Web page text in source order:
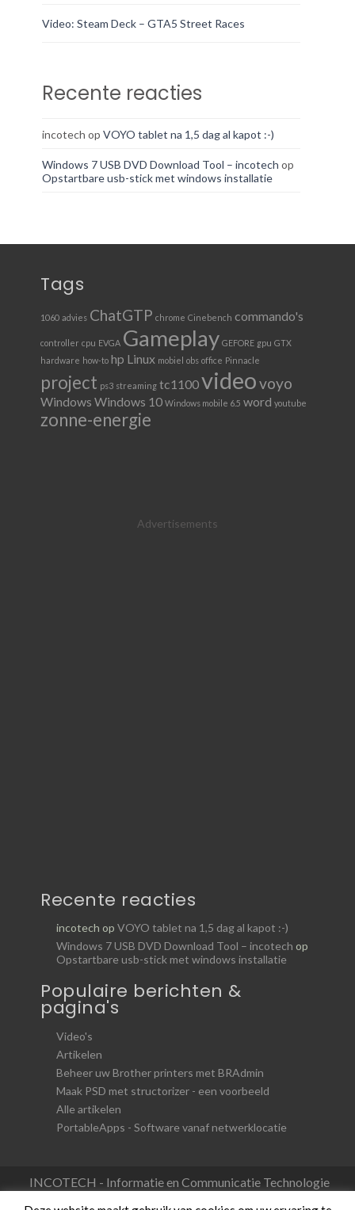
Video: Steam Deck – GTA5 Street Races
Recente reacties
incotech opVOYO tablet na 1,5 dag al kapot :-)
Windows 7 USB DVD Download Tool – incotech op
Opstartbare usb-stick met windows installatie
Tags
1060 advies ChatGTP chrome Cinebench commando's
controller cpu EVGA Gameplay GEFORE gpu GTX
hardware how-to hp Linux mobiel obs office Pinnacle
project ps3 streaming tc1100videovoyo
Windows Windows 10 Windows mobile 6.5 word youtube
zonne-energie
Advertisements
Recente reacties
incotech op VOYO tablet na 1,5 dag al kapot :-)
Windows 7 USB DVD Download Tool – incotech op
Opstartbare usb-stick met windows installatie
Populaire berichten &
pagina's
Video's
Artikelen
Beheer uw Brother printers met BRAdmin
Maak PSD met structorizer - een voorbeeld
Alle artikelen
PortableApps - Software vanaf netwerklocatie
INCOTECH - Informatie en Communicatie Technologie